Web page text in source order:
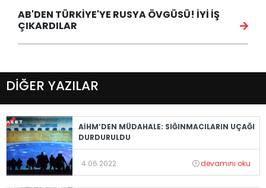
AB'DEN TÜRKİYE'YE RUSYA ÖVGÜSÜ! İYİ İŞ
ÇIKARDILAR
DİĞER YAZILAR
AİHM’DEN MÜDAHALE: SIĞINMACILARIN UÇAĞI
DURDURULDU
4.06.2022 devamını oku